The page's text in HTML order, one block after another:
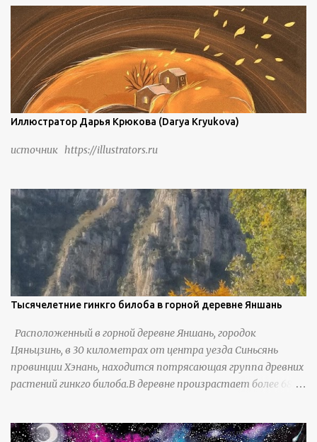
Иллюстратор Дарья Крюкова (Darya Kryukova)
источник https://illustrators.ru
Тысячелетние гинкго билоба в горной деревне Яншань
Расположенный в горной деревне Яншань, городок
Цяньцзинь, в 30 километрах от центра уезда Синьсянь
провинции Хэнань, находится потрясающая группа древних
растений гинкго билоба.В деревне произрастает более 6800
тысячи лет. источник